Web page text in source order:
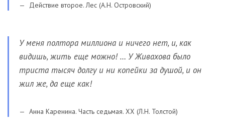
Действие второе. Лес (А.Н. Островский)
У меня полтора миллиона и ничего нет, и, как
видишь, жить еще можно! … У Живахова было
триста тысяч долгу и ни копейки за душой, и он
жил же, да еще как!
Анна Каренина. Часть седьмая. XX (Л.Н. Толстой)